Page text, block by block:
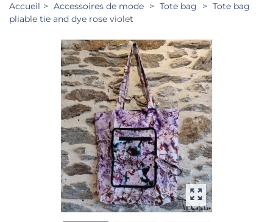
Accueil > Accessoires de mode > Tote bag > Tote bag
pliable tie and dye rose violet